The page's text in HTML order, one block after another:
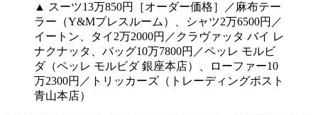
▲ スーツ13万850円［オーダー価格］／麻布テー
ラー（Y&Mプレスルーム）、シャツ2万6500円／
イートン、タイ2万2000円／クラヴァッタ バイ レ
ナクナッタ、バッグ10万7800円／ペッレ モルビ
ダ（ペッレ モルビダ 銀座本店）、ローファー10
万2300円／トリッカーズ（トレーディングポスト
青山本店）